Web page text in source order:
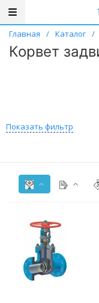
Главная / Каталог /
Корвет
Показать фильтр